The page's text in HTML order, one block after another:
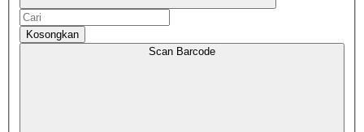
Kosongkan
Scan Barcode